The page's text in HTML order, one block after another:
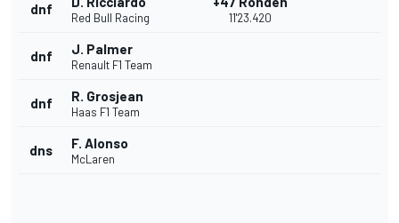
dnf
Red Bull Racing 11'23.420
dnf J. Palmer
Renault F1 Team
dnf R. Grosjean
Haas F1 Team
dns F. Alonso
McLaren